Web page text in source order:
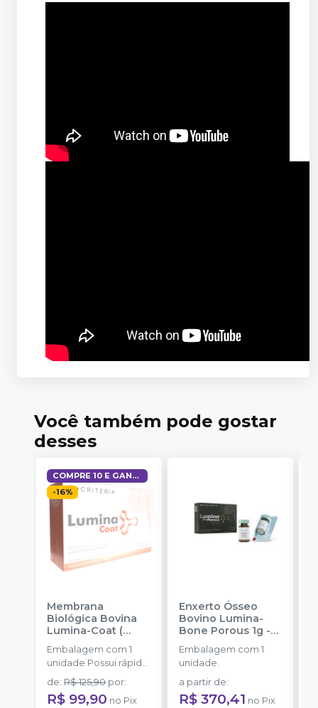
Você também pode gostar
desses
COMPRE 10 E GANHE 1
-16%
Membrana
Biológica Bovina
Lumina-Coat (
CRITERIA
Embalagem com 1
unidade Possui rápida
absorção.
de:R$ 125,90 por:
R$ 99,90 no Pix
Enxerto Ósseo
Bovino Lumina-
Bone Porous 1g -
Embalagem com 1
unidade.
a partir de:
R$ 370,41 no Pix